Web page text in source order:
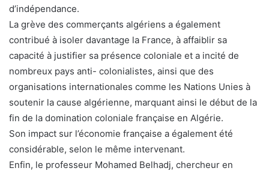
d’indépendance.
La grève des commerçants algériens a également
contribué à isoler davantage la France, à affaiblir sa
capacité à justifier sa présence coloniale et a incité de
nombreux pays anti- colonialistes, ainsi que des
organisations internationales comme les Nations Unies à
soutenir la cause algérienne, marquant ainsi le début de la
fin de la domination coloniale française en Algérie.
Son impact sur l’économie française a également été
considérable, selon le même intervenant.
Enfin, le professeur Mohamed Belhadj, chercheur en